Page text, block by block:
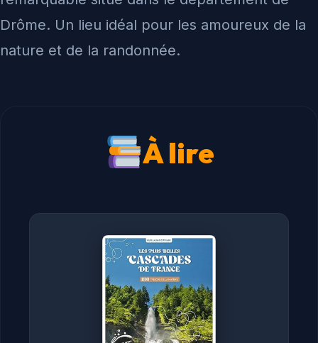
Drôme. Un lieu idéal pour les amoureux de la
nature et de la randonnée.
À lire